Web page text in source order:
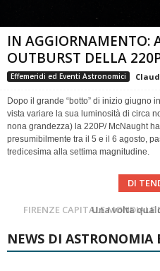
IN AGGIORNAMENTO:
OUTBURST DELLA
Effemeridi ed Eventi Astronomici
Dopo il grande “botto” di inizio giugno
vista variare la sua luminosità di circa
nona grandezza) la 220P/ McNaught
presumibilmente tra il 5 e il 6 agosto,
tredicesima alla settima magnitudine.
DI
Cielo del
NEWS DI ASTRONOMIA